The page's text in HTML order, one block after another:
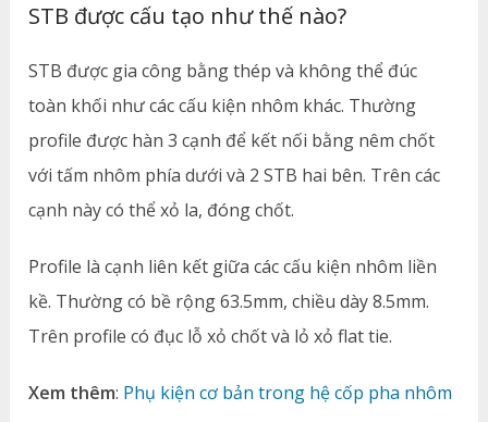
STB được cấu tạo như thế nào?
STB được gia công bằng thép và không thể đúc
toàn khối như các cấu kiện nhôm khác. Thường
profile được hàn 3 cạnh để kết nối bằng nêm chốt
với tấm nhôm phía dưới và 2 STB hai bên. Trên các
cạnh này có thể xỏ la, đóng chốt.
Profile là cạnh liên kết giữa các cấu kiện nhôm liền
kề. Thường có bề rộng 63.5mm, chiều dày 8.5mm.
Trên profile có đục lỗ xỏ chốt và lỏ xỏ flat tie.
Xem thêm: Phụ kiện cơ bản trong hệ cốp pha nhôm